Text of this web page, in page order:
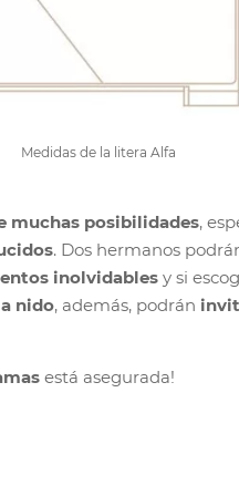
Medidas de la litera Alfa
muchas posibilidades,
. Dos hermanos
inolvidables y si
nido, además, podrán
está asegurada!